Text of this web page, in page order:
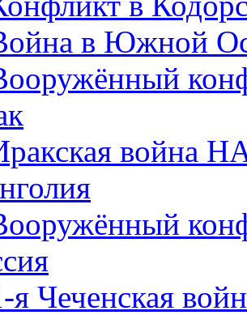
в Южной
война
я Чеченская